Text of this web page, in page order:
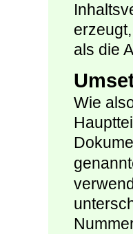
als die
Wie